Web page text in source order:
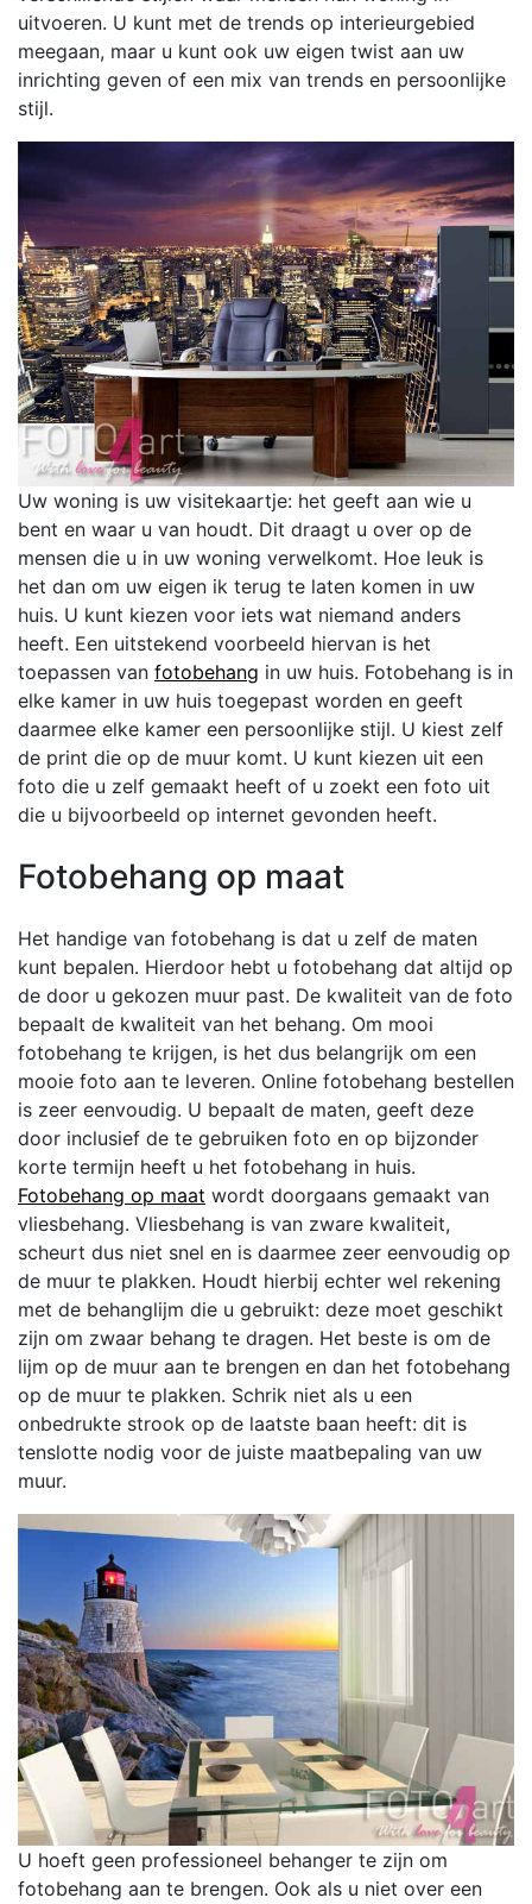
uitvoeren. U kunt met de trends op interieurgebied
meegaan, maar u kunt ook uw eigen twist aan uw
inrichting geven of een mix van trends en persoonlijke
stijl.
Uw woning is uw visitekaartje: het geeft aan wie u
bent en waar u van houdt. Dit draagt u over op de
mensen die u in uw woning verwelkomt. Hoe leuk is
het dan om uw eigen ik terug te laten komen in uw
huis. U kunt kiezen voor iets wat niemand anders
heeft. Een uitstekend voorbeeld hiervan is het
toepassen van fotobehang in uw huis. Fotobehang is in
elke kamer in uw huis toegepast worden en geeft
daarmee elke kamer een persoonlijke stijl. U kiest zelf
de print die op de muur komt. U kunt kiezen uit een
foto die u zelf gemaakt heeft of u zoekt een foto uit
die u bijvoorbeeld op internet gevonden heeft.
Fotobehang op maat
Het handige van fotobehang is dat u zelf de maten
kunt bepalen. Hierdoor hebt u fotobehang dat altijd op
de door u gekozen muur past. De kwaliteit van de foto
bepaalt de kwaliteit van het behang. Om mooi
fotobehang te krijgen, is het dus belangrijk om een
mooie foto aan te leveren. Online fotobehang bestellen
is zeer eenvoudig. U bepaalt de maten, geeft deze
door inclusief de te gebruiken foto en op bijzonder
korte termijn heeft u het fotobehang in huis.
Fotobehang op maat wordt doorgaans gemaakt van
vliesbehang. Vliesbehang is van zware kwaliteit,
scheurt dus niet snel en is daarmee zeer eenvoudig op
de muur te plakken. Houdt hierbij echter wel rekening
met de behanglijm die u gebruikt: deze moet geschikt
zijn om zwaar behang te dragen. Het beste is om de
lijm op de muur aan te brengen en dan het fotobehang
op de muur te plakken. Schrik niet als u een
onbedrukte strook op de laatste baan heeft: dit is
tenslotte nodig voor de juiste maatbepaling van uw
muur.
U hoeft geen professioneel behanger te zijn om
fotobehang aan te brengen. Ook als u niet over een